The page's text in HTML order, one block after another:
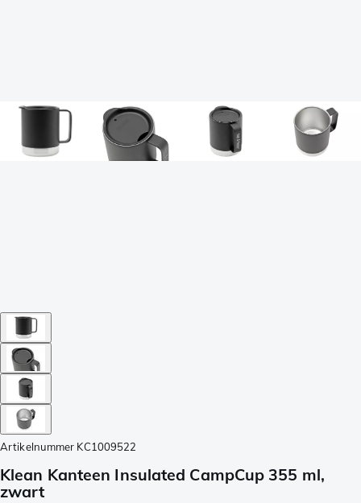
Artikelnummer KC1009522
Klean Kanteen Insulated CampCup 355 ml,
zwart